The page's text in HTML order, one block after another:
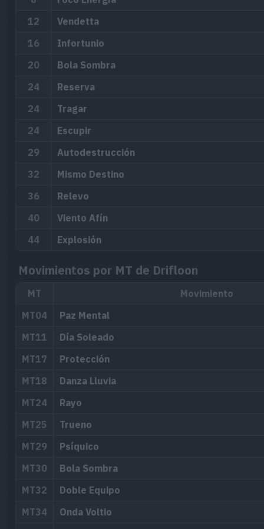
12
Vendetta
16
Infortunio
20
Bola Sombra
24
Reserva
24
Tragar
24
Escupir
29
Autodestrucción
32
Mismo Destino
36
Relevo
40
Viento Afín
44
Explosión
Movimientos por MT de Drifloon
MT Movimiento
MT04
Paz Mental
MT11
Día Soleado
MT17
Protección
MT18
Danza Lluvia
MT24
Rayo
MT25
Trueno
MT29
Psíquico
MT30
Bola Sombra
MT32
Doble Equipo
MT34
Onda Voltio